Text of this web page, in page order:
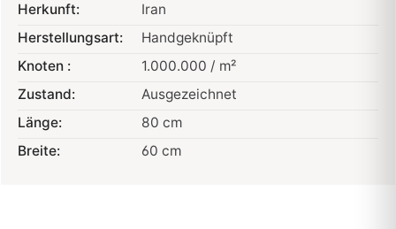
Herkunft:
Iran
Herstellungsart:
Handgeknüpft
Knoten :
1.000.000 / m²
Zustand:
Ausgezeichnet
Länge:
80 cm
Breite:
60 cm